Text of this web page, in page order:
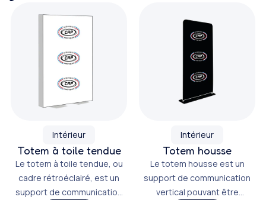
Intérieur
Totem à toile tendue
Le totem à toile tendue, ou
cadre rétroéclairé, est un
support de communication
Intérieur
Totem housse
Le totem housse est un
support de communication
vertical pouvant être